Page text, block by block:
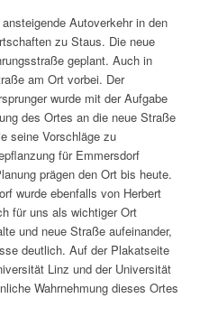
Autoverkehr in den
zu Staus. Die neue
geplant. Auch in
am Ort vorbei. Der
wurde mit der Aufgabe
des Ortes an die neue Straße
seine Vorschläge zu
für Emmersdorf
prägen den Ort bis heute.
wurde ebenfalls von Herbert
für uns als wichtiger Ort
und neue Straße aufeinander,
deutlich. Auf der Plakatseite
Linz und der Universität
Wahrnehmung dieses Ortes